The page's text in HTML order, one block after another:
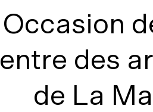
Occasion
entre des
de La